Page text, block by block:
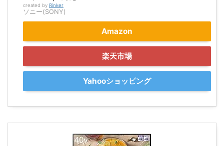
created by Rinker
ソニー(SONY)
Amazon
楽天市場
Yahooショッピング